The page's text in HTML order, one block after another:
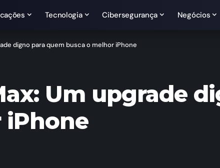
Tecnologia Cibersegurança Negócios
digno para quem busca o melhor iPhone
Um upgrade
iPhone